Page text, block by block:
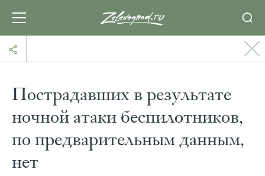
Пострадавших в результате
ночной атаки беспилотников,
по предварительным данным,
нет